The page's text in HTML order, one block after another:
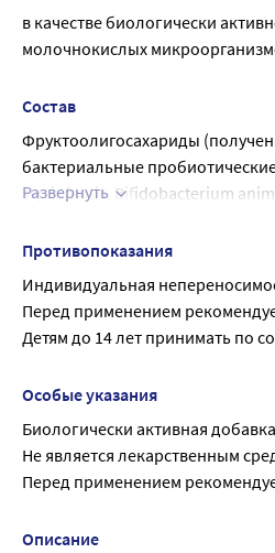
в качестве биологически
молочнокислых
Состав
Фруктоолигосахариды
бактериальные
ssp infantis, Bifidobacterium
thermophilus), магния стеарат
Развернуть
Противопоказания
Индивидуальная
Перед применением
Детям до 14 лет принимать по
Особые указания
Биологически активная
Не является лекарственным
Перед применением
Описание